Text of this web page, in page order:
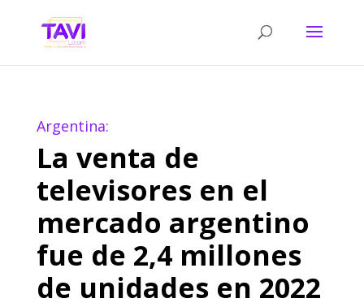
Argentina:
La venta de
televisores en el
mercado argentino
fue de 2,4 millones
de unidades en 2022